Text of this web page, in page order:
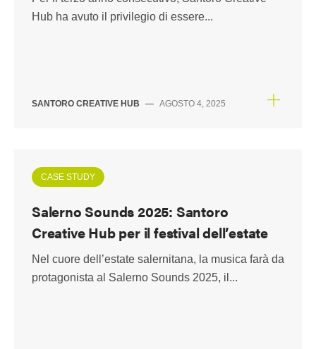
Hub ha avuto il privilegio di essere...
SANTORO CREATIVE HUB — AGOSTO 4, 2025
CASE STUDY
Salerno Sounds 2025: Santoro
Creative Hub per il festival dell’estate
Nel cuore dell’estate salernitana, la musica farà da
protagonista al Salerno Sounds 2025, il...